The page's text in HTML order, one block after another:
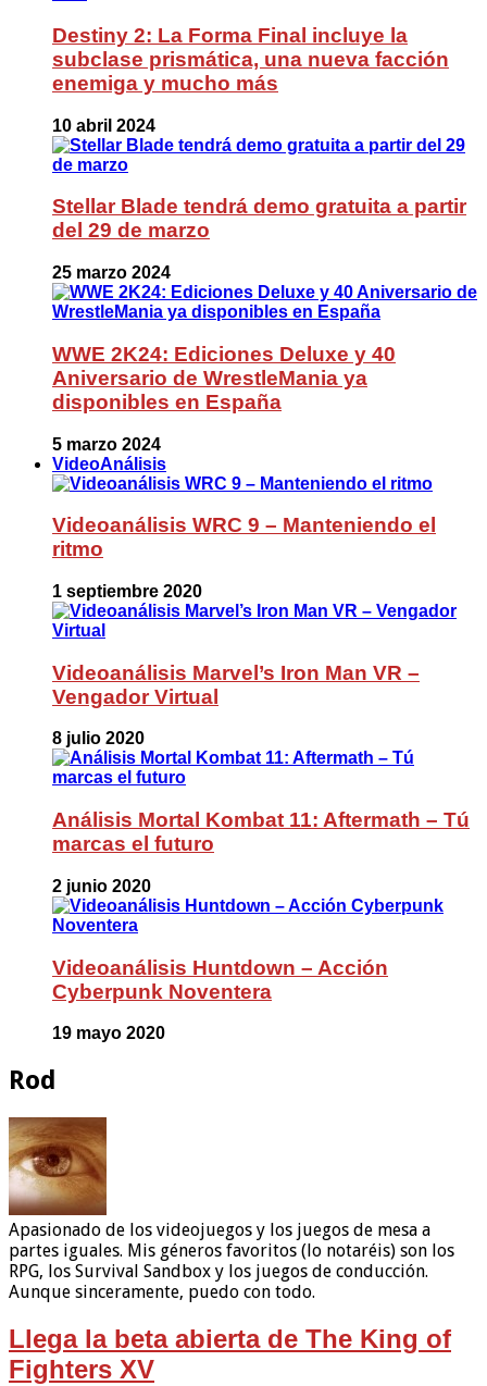
Destiny 2: La Forma Final incluye la
subclase prismática, una nueva facción
enemiga y mucho más
10 abril 2024
Stellar Blade tendrá demo gratuita a partir
del 29 de marzo
25 marzo 2024
WWE 2K24: Ediciones Deluxe y 40
Aniversario de WrestleMania ya
disponibles en España
5 marzo 2024
VideoAnálisis
Videoanálisis WRC 9 – Manteniendo el
ritmo
1 septiembre 2020
Videoanálisis Marvel’s Iron Man VR –
Vengador Virtual
8 julio 2020
Análisis Mortal Kombat 11: Aftermath – Tú
marcas el futuro
2 junio 2020
Videoanálisis Huntdown – Acción
Cyberpunk Noventera
19 mayo 2020
Rod
Apasionado de los videojuegos y los juegos de mesa a
partes iguales. Mis géneros favoritos (lo notaréis) son los
RPG, los Survival Sandbox y los juegos de conducción.
Aunque sinceramente, puedo con todo.
Llega la beta abierta de The King of
Fighters XV